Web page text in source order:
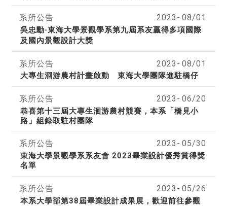
系所公告
吳忠勳-東海大學景觀學系第九屆系友贏得多項國際
及國內景觀設計大獎
2023- 08/01
系所公告
大專生洄游農村計畫啟動 東海大學團隊進駐橋仔
2023- 08/01
系所公告
恭喜第十三屆大專生洄游農村競賽，本系「橋見小
路」組錄取駐村團隊
2023- 06/20
系所公告
東海大學景觀學系系友會 2023畢業設計優秀賞得獎
名單
2023- 05/30
系所公告
本系大學部第38屆畢業設計成果展，歡迎前往參觀
2023- 05/26